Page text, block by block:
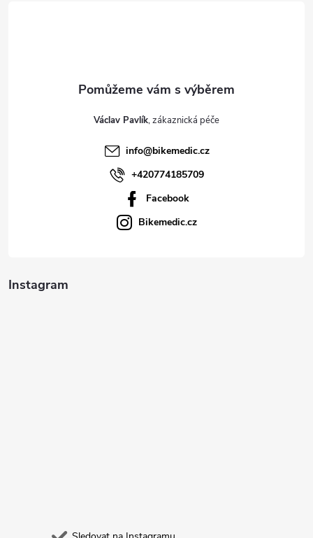
Václav Pavlík
info@bikemedic.cz
+420774185709
Facebook
Bikemedic.cz
Instagram